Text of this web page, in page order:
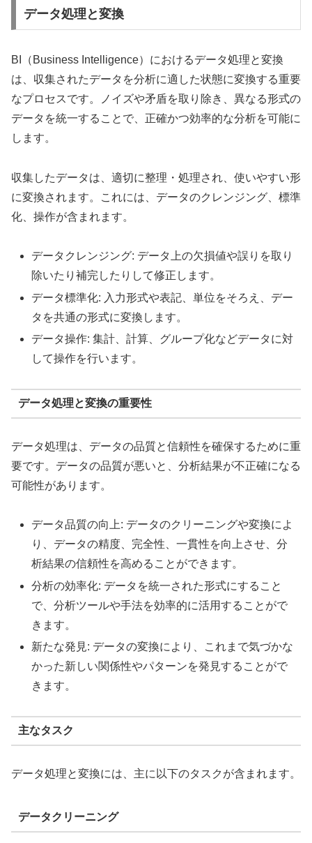
データ処理と変換
BI（Business Intelligence）におけるデータ処理と変換
は、収集されたデータを分析に適した状態に変換する重要
なプロセスです。ノイズや矛盾を取り除き、異なる形式の
データを統一することで、正確かつ効率的な分析を可能に
します。
収集したデータは、適切に整理・処理され、使いやすい形
に変換されます。これには、データのクレンジング、標準
化、操作が含まれます。
データクレンジング: データ上の欠損値や誤りを取り
除いたり補完したりして修正します。
データ標準化: 入力形式や表記、単位をそろえ、デー
タを共通の形式に変換します。
データ操作: 集計、計算、グループ化などデータに対
して操作を行います。
データ処理と変換の重要性
データ処理は、データの品質と信頼性を確保するために重
要です。データの品質が悪いと、分析結果が不正確になる
可能性があります。
データ品質の向上: データのクリーニングや変換によ
り、データの精度、完全性、一貫性を向上させ、分
析結果の信頼性を高めることができます。
分析の効率化: データを統一された形式にすること
で、分析ツールや手法を効率的に活用することがで
きます。
新たな発見: データの変換により、これまで気づかな
かった新しい関係性やパターンを発見することがで
きます。
主なタスク
データ処理と変換には、主に以下のタスクが含まれます。
データクリーニング